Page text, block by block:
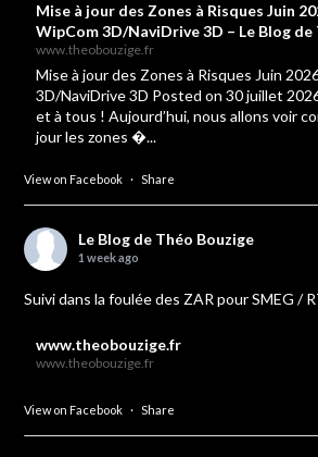
Mise à jour des Zones à Risques Juin
WipCom 3D/NaviDrive 3D – Le Blog de
www.theobouzige.fr
Mise à jour des Zones à Risques Juin
3D/NaviDrive 3D Posted on 30 juillet
et à tous ! Aujourd’hui, nous allons voir
jour les zones �...
View on Facebook · Share
Le Blog de Théo Bouzige
1 week ago
Suivi dans la foulée des ZAR pour SMEG /
www.theobouzige.fr
www.theobouzige.fr
View on Facebook · Share